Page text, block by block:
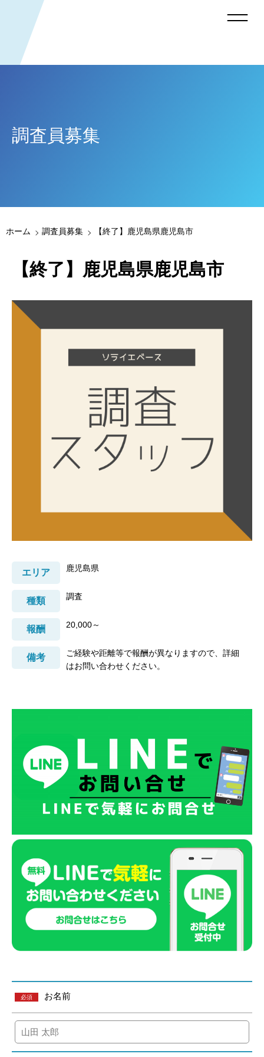
調査員募集
ホーム 調査員募集 【終了】鹿児島県鹿児島市
【終了】鹿児島県鹿児島市
エリア 鹿児島県
種類 調査
報酬 20,000～
備考
ご経験や距離等で報酬が異なりますので、詳細
はお問い合わせください。
必須 お名前